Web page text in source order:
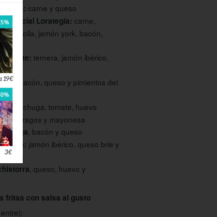
Viuda: carne y queso
Especial Lorategia: carne,
cebolla, jamón york, bacón,
Vicente: ternera, jamón ibérico,
, bacón, queso y pimientos del
lechuga, tomate, huevo
espárragos y mayonesa
, bacón y queso
Casa: jamón ibérico, queso brie y
, queso, huevo y
fritas con salsa al gusto